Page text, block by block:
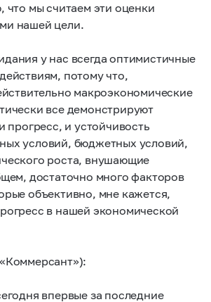
что мы считаем эти оценки
нашей цели.
у нас всегда оптимистичные
потому что,
макроэкономические
все демонстрируют
прогресс, и устойчивость
условий, бюджетных условий,
роста, внушающие
достаточно много факторов
объективно, мне кажется,
в нашей экономической
впервые за последние